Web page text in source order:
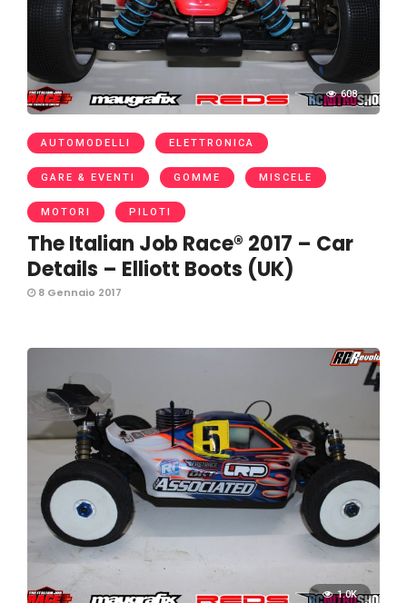
608
AUTOMODELLI ELETTRONICA
GARE & EVENTI GOMME MISCELE
MOTORI PILOTI
The Italian Job Race® 2017 – Car
Details – Elliott Boots (UK)
8 Gennaio 2017
1.0K